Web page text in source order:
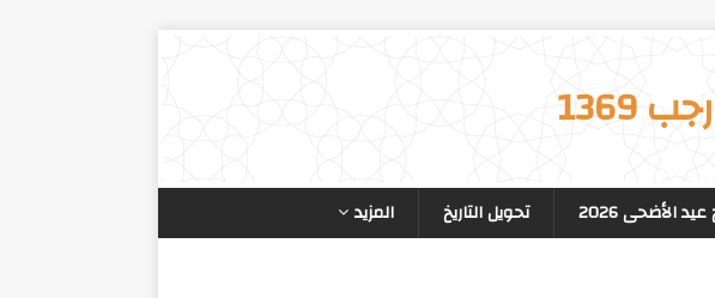
عيد الأضحى 2026 تحويل التاريخ المزيد